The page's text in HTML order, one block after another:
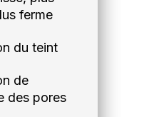
ferme
du teint
de
des pores